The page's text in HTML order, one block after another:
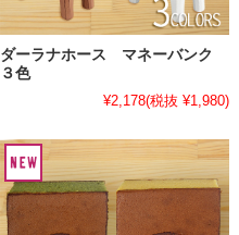
ダーラナホース マネーバンク
３色
¥2,178(税抜 ¥1,980)